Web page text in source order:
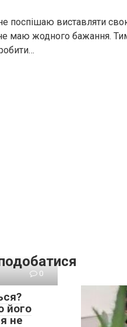
поспішаю виставляти
маю жодного бажання.
0
його
не